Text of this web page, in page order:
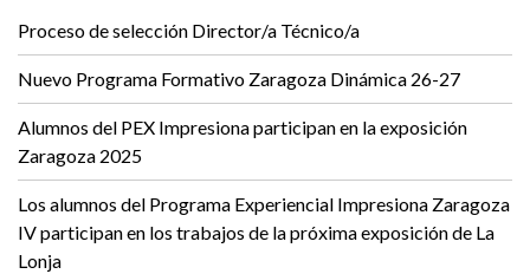
Proceso de selección Director/a Técnico/a
Nuevo Programa Formativo Zaragoza Dinámica 26-27
Alumnos del PEX Impresiona participan en la exposición
Zaragoza 2025
Los alumnos del Programa Experiencial Impresiona Zaragoza
IV participan en los trabajos de la próxima exposición de La
Lonja